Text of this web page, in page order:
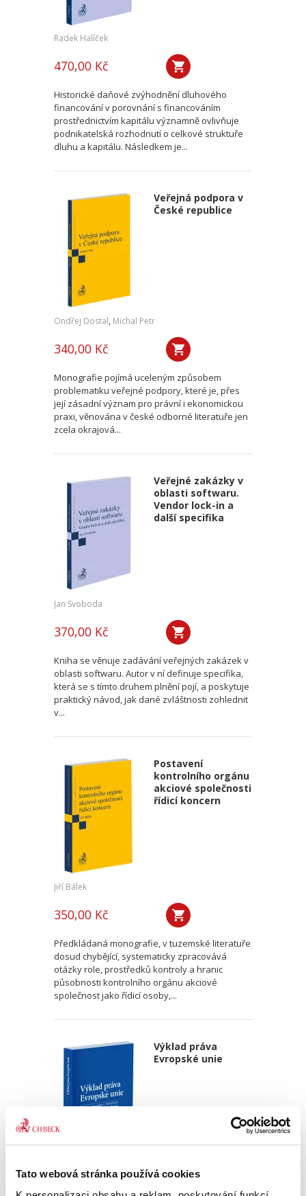
Tato webová stránka používá cookies
Radek Halíček
470,00 Kč
Historické daňové zvýhodnění dluhového
financování v porovnání s financováním
prostřednictvím kapitálu významně ovlivňuje
podnikatelská rozhodnutí o celkové struktuře
dluhu a kapitálu. Následkem je...
Veřejná podpora v
České republice
Ondřej Dostal, Michal Petr
340,00 Kč
Monografie pojímá uceleným způsobem
problematiku veřejné podpory, které je, přes
její zásadní význam pro právní i ekonomickou
praxi, věnována v české odborné literatuře jen
zcela okrajová...
Veřejné zakázky v
oblasti softwaru.
Vendor lock-in a
další specifika
Jan Svoboda
370,00 Kč
Kniha se věnuje zadávání veřejných zakázek v
oblasti softwaru. Autor v ní definuje specifika,
která se s tímto druhem plnění pojí, a poskytuje
praktický návod, jak dané zvláštnosti zohlednit
v...
Postavení
kontrolního orgánu
akciové společnosti
řídicí koncern
Jiří Bálek
350,00 Kč
Předkládaná monografie, v tuzemské literatuře
dosud chybějící, systematicky zpracovává
otázky role, prostředků kontroly a hranic
působnosti kontrolního orgánu akciové
společnost jako řídicí osoby,...
Výklad práva
Evropské unie
Alexander J. Bělohlávek,Jan Šamlot